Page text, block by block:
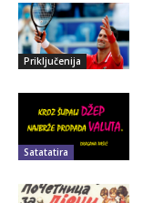
Priključenija
Satatatira